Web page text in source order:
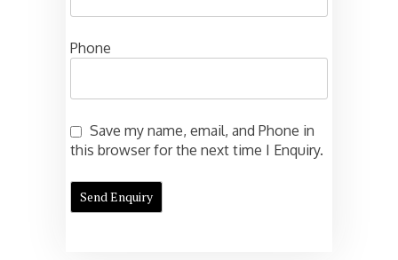
Phone
Save my name, email, and Phone in
this browser for the next time I Enquiry.